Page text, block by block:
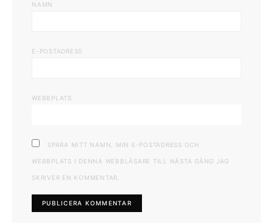
NAMN
E-POSTADRESS
WEBBPLATS
SPARA MITT NAMN, MIN E-POSTADRESS OCH
WEBBPLATS I DENNA WEBBLÄSARE TILL NÄSTA GÅNG JAG
SKRIVER EN KOMMENTAR.